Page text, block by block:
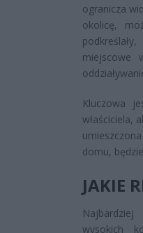
ogranicza
okolicę,
miejscowe
Kluczowa
właściciela,
domu,
JAKIE
wysokich